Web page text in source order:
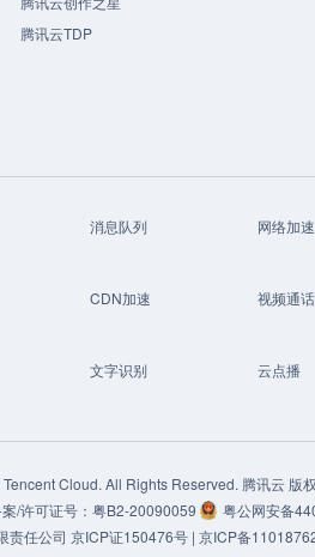
腾讯云TDP
消息队列 网络加速
CDN加速 视频通话
文字识别 云点播
Tencent Cloud. All Rights Reserved. 腾讯云 版
/许可证号： 粤B2-20090059
粤公网安备
责任公司 京ICP证150476号 | 京ICP备